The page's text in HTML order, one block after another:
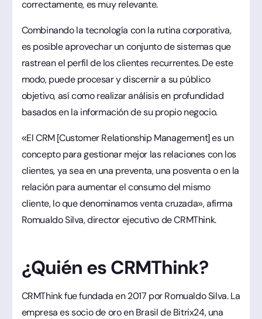
correctamente, es muy relevante.
Combinando la tecnología con la rutina corporativa,
es posible aprovechar un conjunto de sistemas que
rastrean el perfil de los clientes recurrentes. De este
modo, puede procesar y discernir a su público
objetivo, así como realizar análisis en profundidad
basados en la información de su propio negocio.
«El CRM [Customer Relationship Management] es un
concepto para gestionar mejor las relaciones con los
clientes, ya sea en una preventa, una posventa o en la
relación para aumentar el consumo del mismo
cliente, lo que denominamos venta cruzada», afirma
Romualdo Silva, director ejecutivo de CRMThink.
¿Quién es CRMThink?
CRMThink fue fundada en 2017 por Romualdo Silva. La
empresa es socio de oro en Brasil de Bitrix24, una